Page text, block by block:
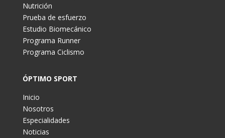
Nutrición
Prueba de esfuerzo
Estudio Biomecánico
Programa Runner
Programa Ciclismo
ÓPTIMO SPORT
Inicio
Nosotros
Especialidades
Noticias